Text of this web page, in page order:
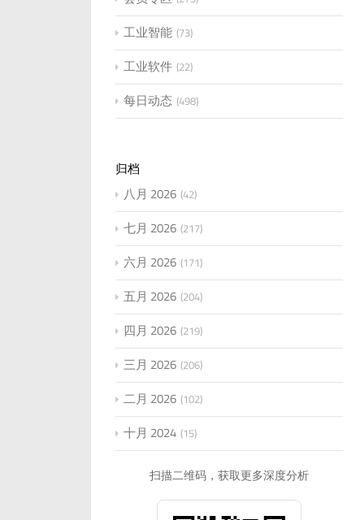
工业智能 73
工业软件 22
每日动态 498
归档
八月 2026 42
七月 2026 217
六月 2026 171
五月 2026 204
四月 2026 219
三月 2026 206
二月 2026 102
十月 2024 15
扫描二维码，获取更多深度分析